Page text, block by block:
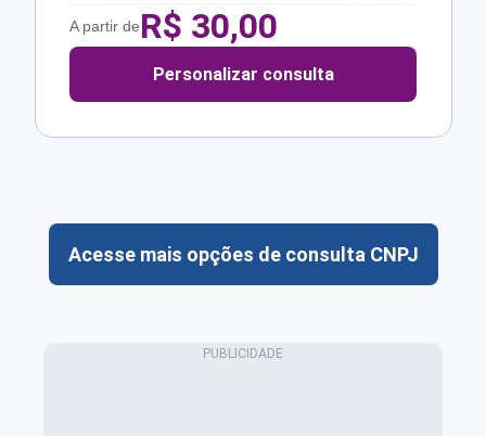
A partir deR$ 30,00
Personalizar consulta
Acesse mais opções de consulta CNPJ